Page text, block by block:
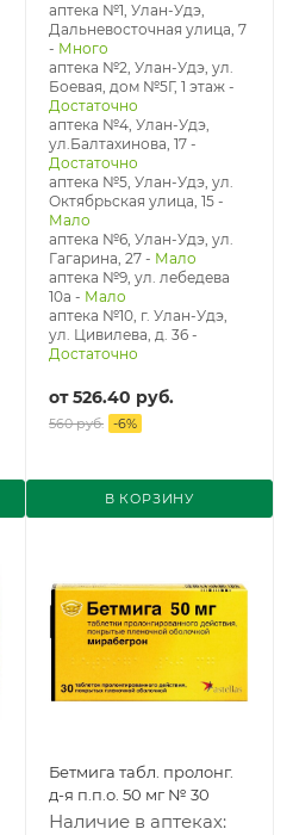
аптека №1, Улан-Удэ,
Дальневосточная улица, 7
- Много
аптека №2, Улан-Удэ, ул.
Боевая, дом №5Г, 1 этаж -
Достаточно
аптека №4, Улан-Удэ,
ул.Балтахинова, 17 -
Достаточно
аптека №5, Улан-Удэ, ул. ​
Октябрьская улица, 15 -
Мало
аптека №6, Улан-Удэ, ул.
Гагарина, 27 - Мало
аптека №9, ул. лебедева
10а - Мало
аптека №10, г. Улан-Удэ,
ул. Цивилева, д. 36 -
Достаточно
от526.40 руб.
560 руб. -6%
В КОРЗИНУ
Бетмига табл. пролонг.
д-я п.п.о. 50 мг № 30
Наличие в аптеках: